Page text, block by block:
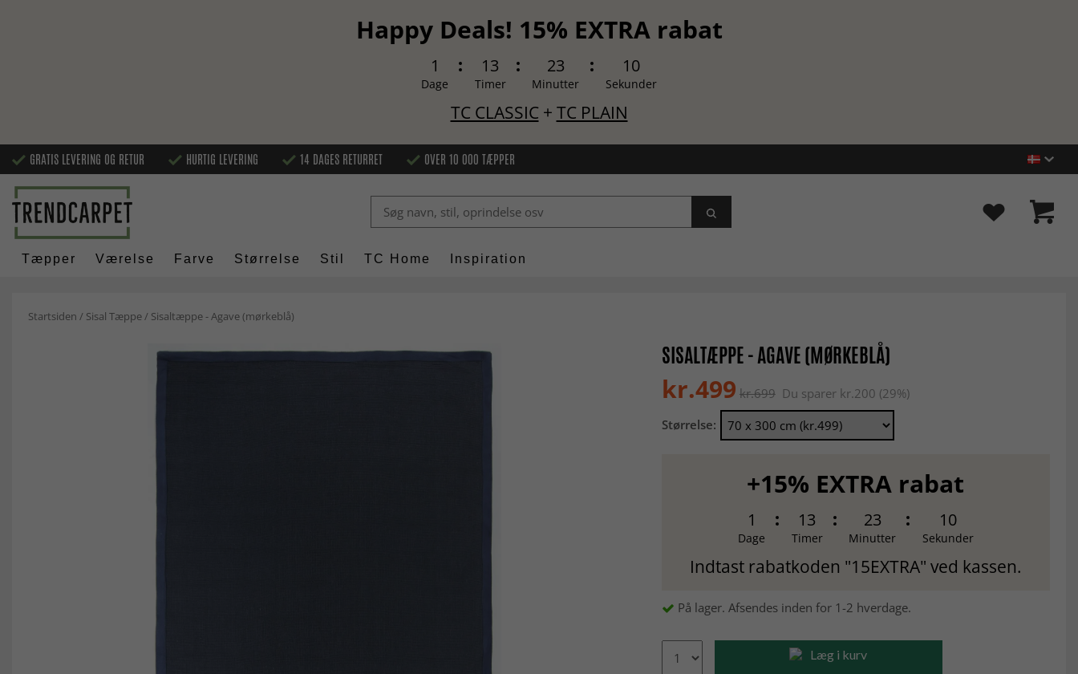
Happy Deals! 15% EXTRA rabat
1
Dage
13
Timer
23
Minutter
9
Sekunder
TC CLASSIC+ TC PLAIN
GRATIS LEVERING OG RETUR HURTIG LEVERING 14 DAGES RETURRET OVER 10 000 TÆPPER
Tæpper Værelse Farve Størrelse Stil TC Home Inspiration
Startsiden / Sisal Tæppe/ Sisaltæppe - Agave (mørkeblå)
SISALTÆPPE - AGAVE (MØRKEBLÅ)
kr.499 kr.699Du sparer kr.200 (29%)
Størrelse:
+15% EXTRA rabat
1
Dage
13
Timer
23
Minutter
9
Sekunder
Indtast rabatkoden "15EXTRA" ved kassen.
På lager. Afsendes inden for 1-2 hverdage.
Læg i kurv